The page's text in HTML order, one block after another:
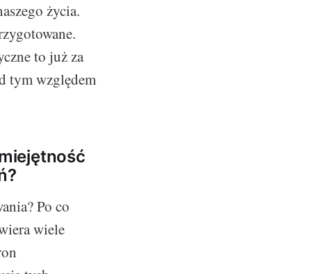
życia.
to już za
tym względem
Po co
wiele